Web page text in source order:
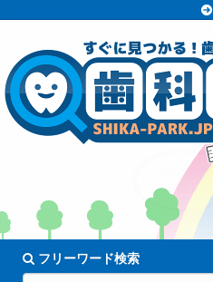
70038医院
登録中!
フリーワード検索